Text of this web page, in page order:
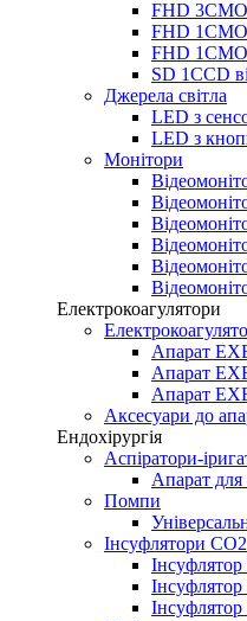
FHD
FHD
FHD
SD 1CCD
Джерела світла
LED з
LED з
Монітори
Електрокоагулятори
Апарат
Апарат
Апарат
Аксесуари до
Ендохірургія
Аспіратори-
Апарат для
Помпи
Інсуфлятори СО2